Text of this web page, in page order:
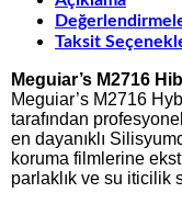
Taksit
Meguiar’s M2716
Meguiar’s M2716
tarafından
en dayanıklı
koruma filmlerine
parlaklık ve su iticilik